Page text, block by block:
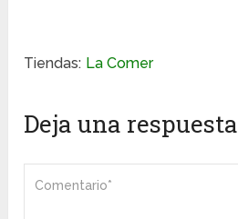
Tiendas: La Comer
Deja una respuesta